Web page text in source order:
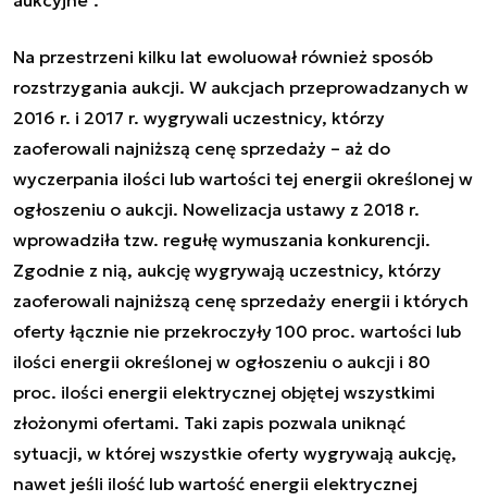
Na przestrzeni kilku lat ewoluował również sposób
rozstrzygania aukcji. W aukcjach przeprowadzanych w
2016 r. i 2017 r. wygrywali uczestnicy, którzy
zaoferowali najniższą cenę sprzedaży – aż do
wyczerpania ilości lub wartości tej energii określonej w
ogłoszeniu o aukcji. Nowelizacja ustawy z 2018 r.
wprowadziła tzw. regułę wymuszania konkurencji.
Zgodnie z nią, aukcję wygrywają uczestnicy, którzy
zaoferowali najniższą cenę sprzedaży energii i których
oferty łącznie nie przekroczyły 100 proc. wartości lub
ilości energii określonej w ogłoszeniu o aukcji i 80
proc. ilości energii elektrycznej objętej wszystkimi
złożonymi ofertami. Taki zapis pozwala uniknąć
sytuacji, w której wszystkie oferty wygrywają aukcję,
nawet jeśli ilość lub wartość energii elektrycznej